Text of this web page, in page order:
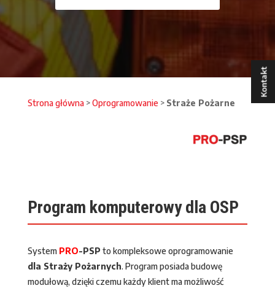
Strona główna>Oprogramowanie> Straże Pożarne
Program komputerowy dla OSP
System PRO-PSP to kompleksowe oprogramowanie
dla Straży Pożarnych. Program posiada budowę
modułową, dzięki czemu każdy klient ma możliwość
Kontakt